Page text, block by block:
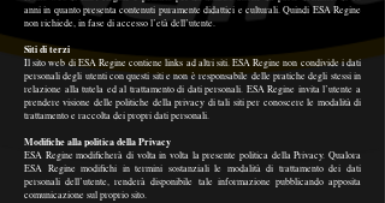
anni in quanto presenta contenuti puramente didattici e culturali. Quindi ESA Regine
non richiede, in fase di accesso l’età dell’utente.
Siti di terzi
Il sito web di ESA Regine contiene links ad altri siti. ESA Regine non condivide i dati
personali degli utenti con questi siti e non è responsabile delle pratiche degli stessi in
relazione alla tutela ed al trattamento di dati personali. ESA Regine invita l’utente a
prendere visione delle politiche della privacy di tali siti per conoscere le modalità di
trattamento e raccolta dei propri dati personali.
Modifiche alla politica della Privacy
ESA Regine modificherà di volta in volta la presente politica della Privacy. Qualora
ESA Regine modifichi in termini sostanziali le modalità di trattamento dei dati
personali dell’utente, renderà disponibile tale informazione pubblicando apposita
comunicazione sul proprio sito.